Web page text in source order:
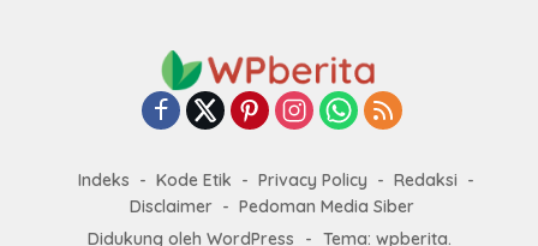
Indeks Kode Etik Privacy Policy
Redaksi
Disclaimer
Pedoman Media Siber
Didukung oleh WordPress
- Tema: wpberita.